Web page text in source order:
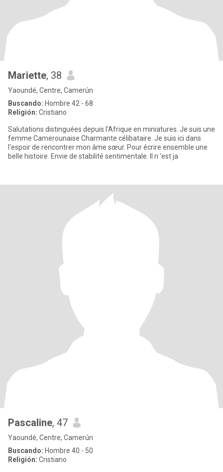
Mariette, 38
Yaoundé, Centre, Camerún
Buscando: Hombre 42 - 68
Religión: Cristiano
Salutations distinguées depuis l'Afrique en miniatures. Je suis une
femme Camerounaise Charmante célibataire. Je suis ici dans
l'espoir de rencontrer mon âme sœur. Pour écrire ensemble une
belle histoire. Envie de stabilité sentimentale. Il n 'est ja
Pascaline, 47
Yaoundé, Centre, Camerún
Buscando: Hombre 40 - 50
Religión: Cristiano